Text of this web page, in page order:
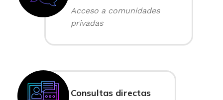
Acceso a comunidades
privadas
Consultas directas